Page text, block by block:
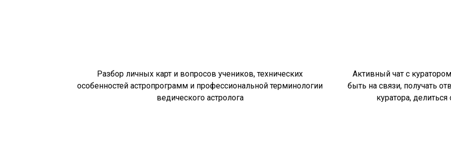
Разбор личных карт и вопросов учеников, технических
особенностей астропрограмм и профессиональной терминологии
ведического астролога
Активный чат с
быть на связи, получать
куратора,